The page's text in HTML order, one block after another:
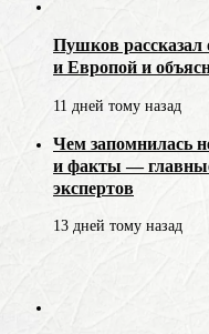
Пушков рассказал
и Европой и
11 дней тому назад
Чем запомнилась
и факты —
экспертов
13 дней тому назад